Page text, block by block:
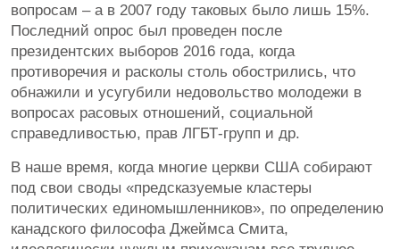
вопросам – а в 2007 году таковых было лишь 15%.
Последний опрос был проведен после
президентских выборов 2016 года, когда
противоречия и расколы столь обострились, что
обнажили и усугубили недовольство молодежи в
вопросах расовых отношений, социальной
справедливостью, прав ЛГБТ-групп и др.
В наше время, когда многие церкви США собирают
под свои своды «предсказуемые кластеры
политических единомышленников», по определению
канадского философа Джеймса Смита,